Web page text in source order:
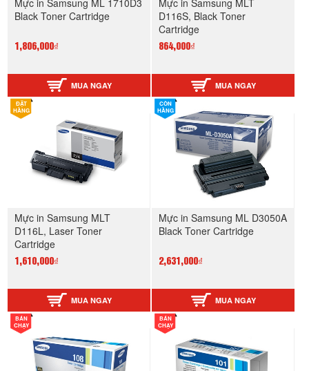
Black Toner Cartridge
1,806,000₫
MUA NGAY
D116S, Black Toner
Cartridge
864,000₫
MUA NGAY
ĐẶT
HÀNG
Mực in Samsung MLT
D116L, Laser Toner
Cartridge
1,610,000₫
MUA NGAY
CÒN
HÀNG
Mực in Samsung ML D3050A
Black Toner Cartridge
2,631,000₫
MUA NGAY
BÁN
CHẠY
BÁN
CHẠY